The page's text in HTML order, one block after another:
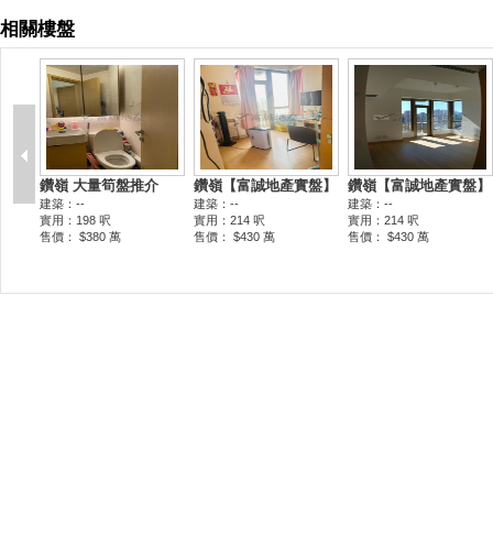
相關樓盤
鑽嶺 大量筍盤推介
建築：--
實用：198 呎
售價： $380 萬
鑽嶺【富誠地產實盤】
建築：--
實用：214 呎
售價： $430 萬
鑽嶺【富誠地產實盤】
建築：--
實用：214 呎
售價： $430 萬